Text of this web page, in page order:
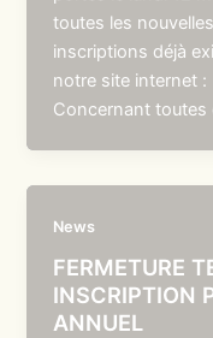
toutes les
inscriptions déjà
notre site internet
Concernant
News
FERMETURE
INSCRIPTION
ANNUEL